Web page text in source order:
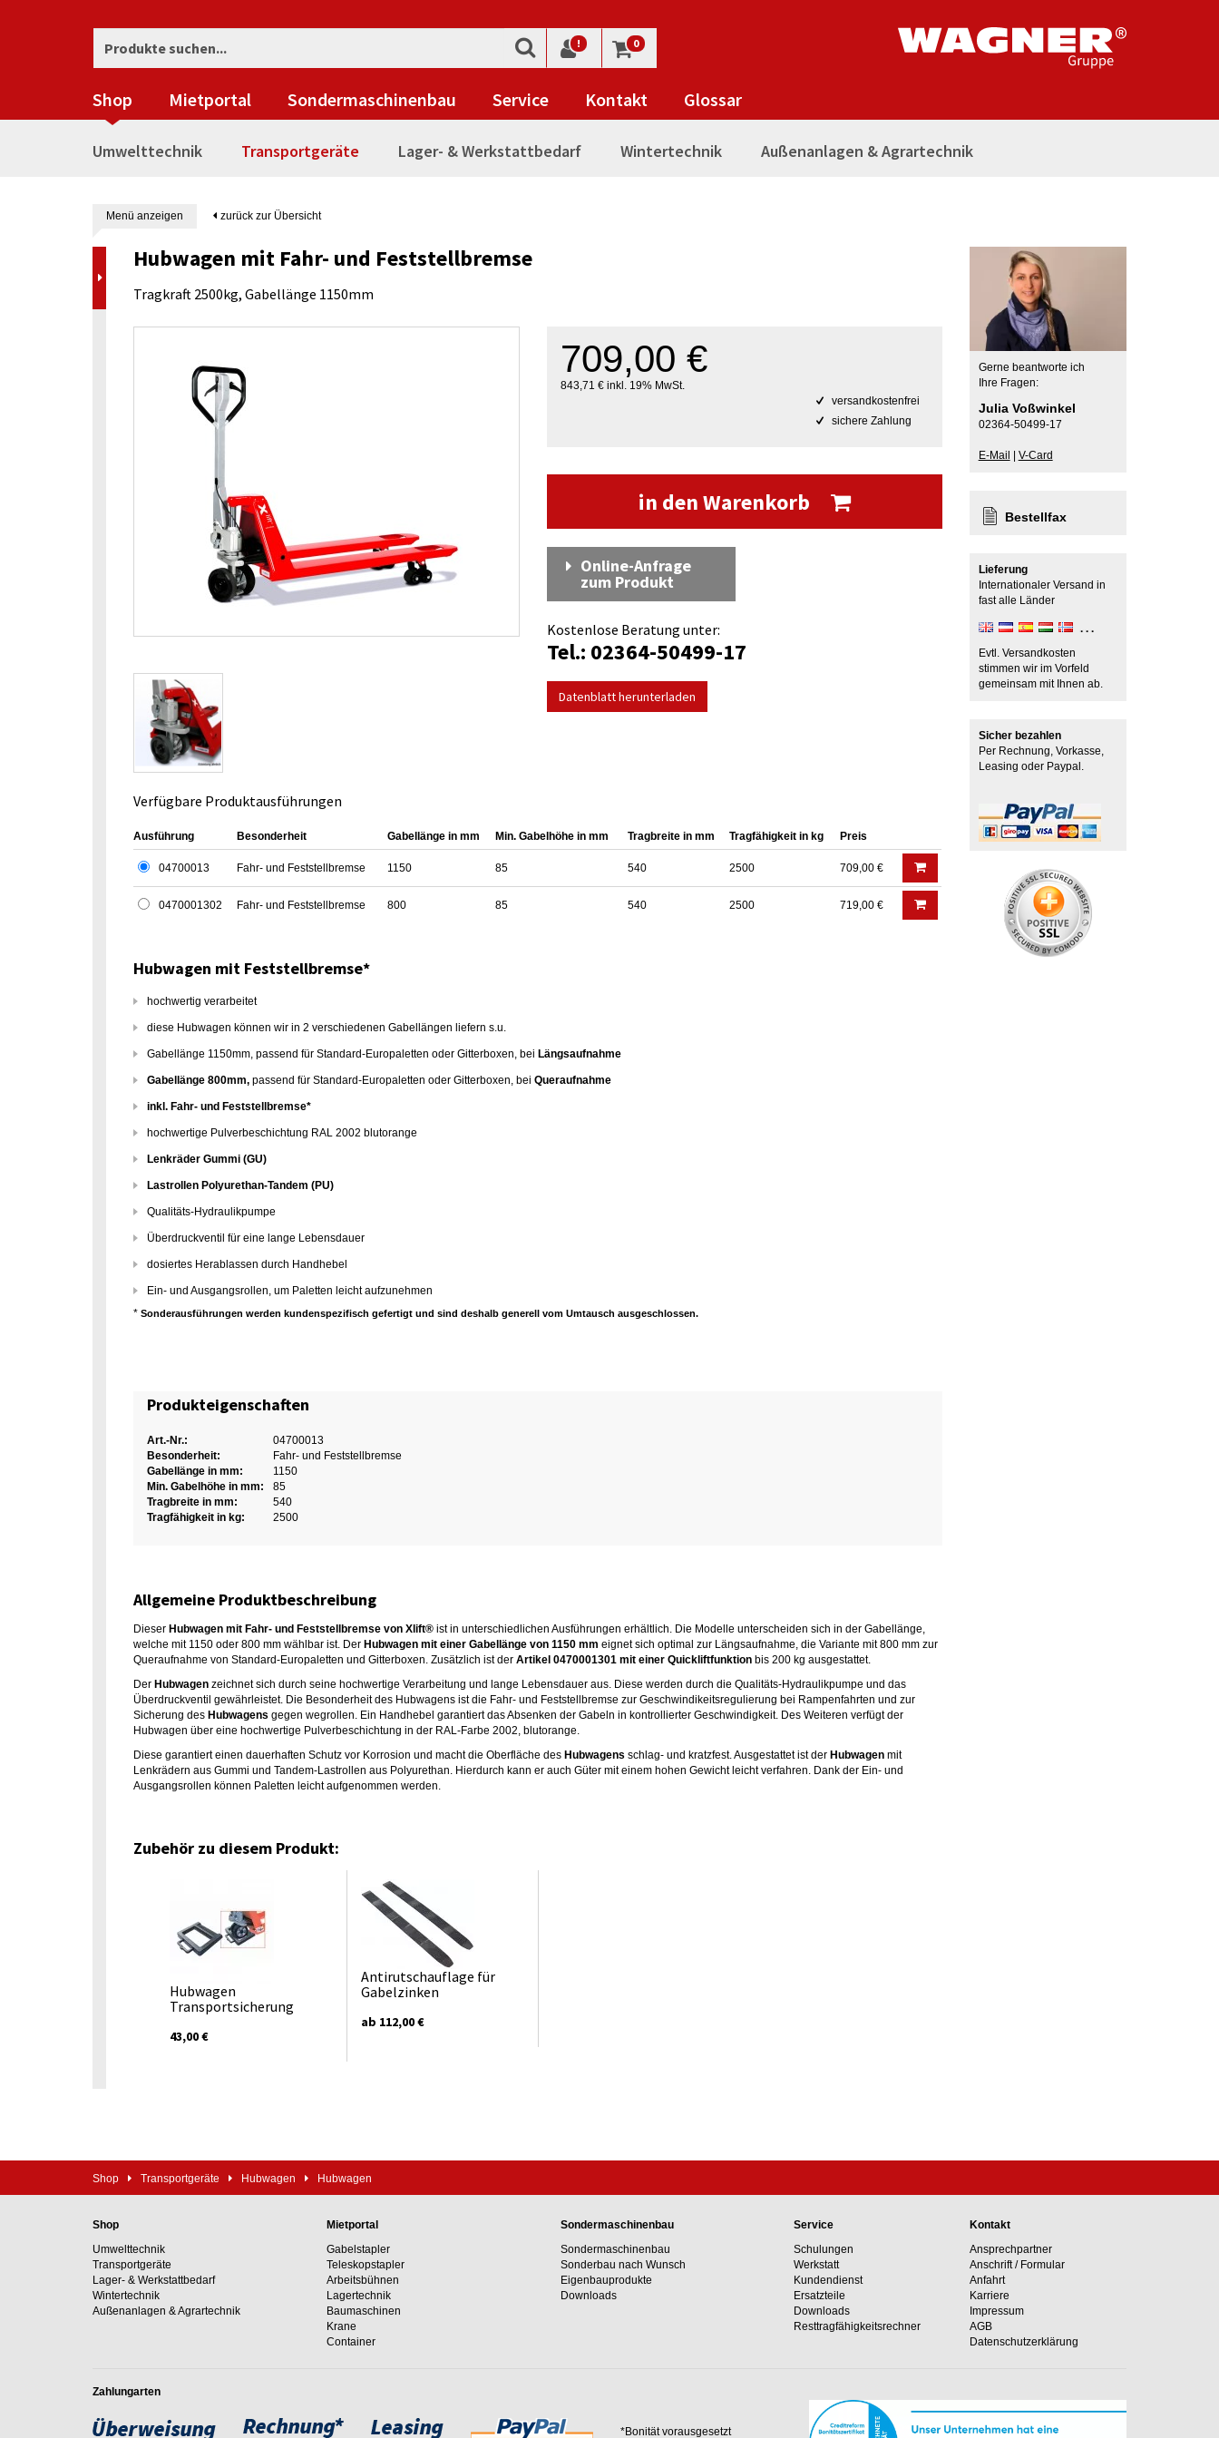
! 0
Shop Mietportal Sondermaschinenbau Service Kontakt Glossar
Umwelttechnik Transportgeräte Lager- & Werkstattbedarf Wintertechnik Außenanlagen & Agrartechnik
Menü anzeigen zurück zur Übersicht
Hubwagen mit Fahr- und Feststellbremse
Tragkraft 2500kg, Gabellänge 1150mm
709,00 €
843,71 € inkl. 19% MwSt.
versandkostenfrei
sichere Zahlung
in den Warenkorb
Online-Anfrage
zum Produkt
Kostenlose Beratung unter:
Tel.: 02364-50499-17
Datenblatt herunterladen
Verfügbare Produktausführungen
Ausführung Besonderheit Gabellänge in mm Min. Gabelhöhe in mm Tragbreite in mm Tragfähigkeit in kg Preis
04700013 Fahr- und Feststellbremse 1150 85 540 2500 709,00 €
0470001302 Fahr- und Feststellbremse 800 85 540 2500 719,00 €
Hubwagen mit Feststellbremse*
hochwertig verarbeitet
diese Hubwagen können wir in 2 verschiedenen Gabellängen liefern s.u.
Gabellänge 1150mm, passend für Standard-Europaletten oder Gitterboxen, bei Längsaufnahme
Gabellänge 800mm, passend für Standard-Europaletten oder Gitterboxen, bei Queraufnahme
inkl. Fahr- und Feststellbremse*
hochwertige Pulverbeschichtung RAL 2002 blutorange
Lenkräder Gummi (GU)
Lastrollen Polyurethan-Tandem (PU)
Qualitäts-Hydraulikpumpe
Überdruckventil für eine lange Lebensdauer
dosiertes Herablassen durch Handhebel
Ein- und Ausgangsrollen, um Paletten leicht aufzunehmen
* Sonderausführungen werden kundenspezifisch gefertigt und sind deshalb generell vom Umtausch ausgeschlossen.
Produkteigenschaften
Art.-Nr.:
04700013
Besonderheit:
Fahr- und Feststellbremse
Gabellänge in mm:
1150
Min. Gabelhöhe in mm:
85
Tragbreite in mm:
540
Tragfähigkeit in kg:
2500
Allgemeine Produktbeschreibung
Dieser Hubwagen mit Fahr- und Feststellbremse von Xlift® ist in unterschiedlichen Ausführungen erhältlich. Die Modelle unterscheiden sich in der Gabellänge,
welche mit 1150 oder 800 mm wählbar ist. Der Hubwagen mit einer Gabellänge von 1150 mm eignet sich optimal zur Längsaufnahme, die Variante mit 800 mm zur
Queraufnahme von Standard-Europaletten und Gitterboxen. Zusätzlich ist der Artikel 0470001301 mit einer Quickliftfunktion bis 200 kg ausgestattet.
Der Hubwagen zeichnet sich durch seine hochwertige Verarbeitung und lange Lebensdauer aus. Diese werden durch die Qualitäts-Hydraulikpumpe und das
Überdruckventil gewährleistet. Die Besonderheit des Hubwagens ist die Fahr- und Feststellbremse zur Geschwindikeitsregulierung bei Rampenfahrten und zur
Sicherung des Hubwagens gegen wegrollen. Ein Handhebel garantiert das Absenken der Gabeln in kontrollierter Geschwindigkeit. Des Weiteren verfügt der
Hubwagen über eine hochwertige Pulverbeschichtung in der RAL-Farbe 2002, blutorange.
Diese garantiert einen dauerhaften Schutz vor Korrosion und macht die Oberfläche des Hubwagens schlag- und kratzfest. Ausgestattet ist der Hubwagen mit
Lenkrädern aus Gummi und Tandem-Lastrollen aus Polyurethan. Hierdurch kann er auch Güter mit einem hohen Gewicht leicht verfahren. Dank der Ein- und
Ausgangsrollen können Paletten leicht aufgenommen werden.
Zubehör zu diesem Produkt:
Hubwagen
Transportsicherung
43,00 €
Antirutschauflage für
Gabelzinken
ab 112,00 €
Gerne beantworte ich
Ihre Fragen:
Julia Voßwinkel
02364-50499-17
E-Mail V-Card
Bestellfax
Lieferung
Internationaler Versand in
fast alle Länder
Evtl. Versandkosten
stimmen wir im Vorfeld
gemeinsam mit Ihnen ab.
Sicher bezahlen
Per Rechnung, Vorkasse,
Leasing oder Paypal.
Shop Transportgeräte Hubwagen Hubwagen
Shop
Umwelttechnik
Transportgeräte
Lager- & Werkstattbedarf
Wintertechnik
Außenanlagen & Agrartechnik
Mietportal
Gabelstapler
Teleskopstapler
Arbeitsbühnen
Lagertechnik
Baumaschinen
Krane
Container
Sondermaschinenbau
Sondermaschinenbau
Sonderbau nach Wunsch
Eigenbauprodukte
Downloads
Service
Schulungen
Werkstatt
Kundendienst
Ersatzteile
Downloads
Resttragfähig­keits­rechner
Kontakt
Ansprechpartner
Anschrift / Formular
Anfahrt
Karriere
Impressum
AGB
Datenschutzerklärung
Zahlungarten
*Bonität vorausgesetzt